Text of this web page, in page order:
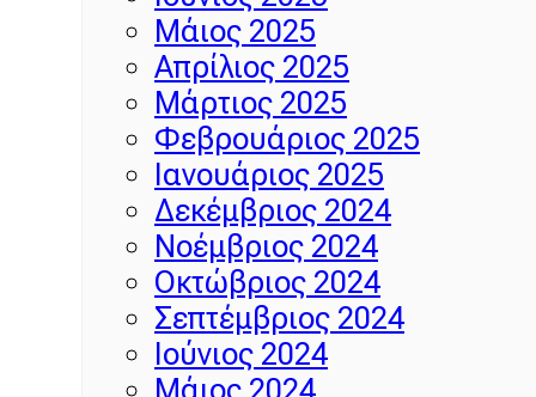
Μάιος 2025
Απρίλιος 2025
Μάρτιος 2025
Φεβρουάριος 2025
Ιανουάριος 2025
Δεκέμβριος 2024
Νοέμβριος 2024
Οκτώβριος 2024
Σεπτέμβριος 2024
Ιούνιος 2024